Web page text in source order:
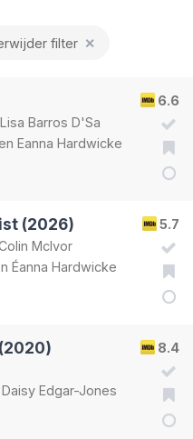
filter ✕
6.6
Lisa Barros D'Sa
Eanna Hardwicke
5.7
(2026)
McIvor
Éanna Hardwicke
8.4
Daisy Edgar-Jones